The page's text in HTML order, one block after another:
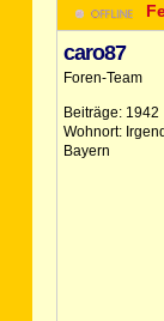
caro87
Foren-Team
Beiträge: 1942
Wohnort:
Bayern